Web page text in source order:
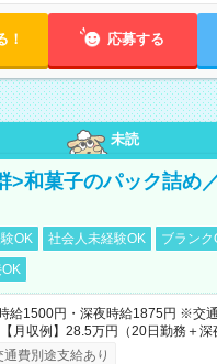
！ 応募する
未読
>和菓子のパック詰め
OK 社会人未経験OK
ブランク
給1500円・深夜時給1875円 ※交
月収例】28.5万円（20日勤務＋
通費別途支給あり